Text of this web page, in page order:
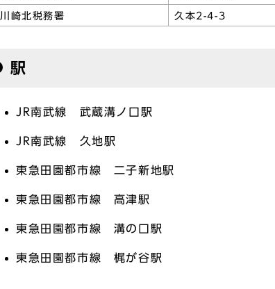
川崎北税務署 久本2-4-3
駅
JR南武線 武蔵溝ノ口駅
JR南武線 久地駅
東急田園都市線 二子新地駅
東急田園都市線 高津駅
東急田園都市線 溝の口駅
東急田園都市線 梶が谷駅